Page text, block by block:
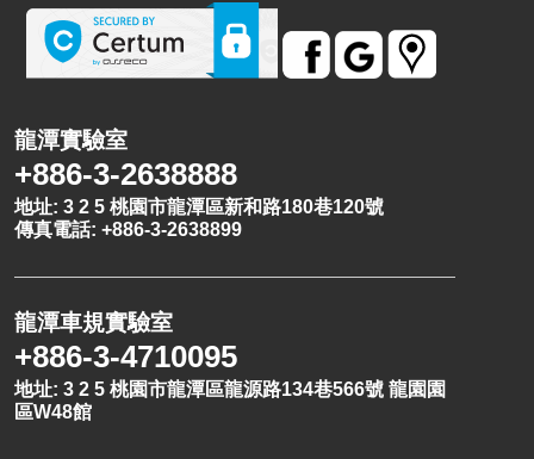
龍潭實驗室
+886-3-2638888
地址: 3 2 5 桃園市龍潭區新和路180巷120號
傳真電話: +886-3-2638899
龍潭車規實驗室
+886-3-4710095
地址: 3 2 5 桃園市龍潭區龍源路134巷566號 龍園園
區W48館